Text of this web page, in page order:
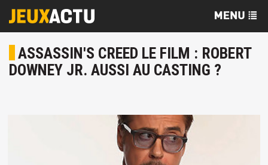
ASSASSIN'S CREED LE FILM : ROBERT
DOWNEY JR. AUSSI AU CASTING ?